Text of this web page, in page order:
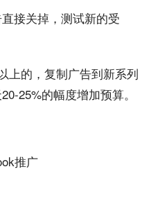
接关掉，测试新的受
上的，复制广告到新系列
25%的幅度增加预算。